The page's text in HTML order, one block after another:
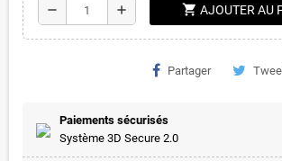
remove add shopping_cart AJOUTER AU
Partager
Paiements sécurisés
Système 3D Secure 2.0